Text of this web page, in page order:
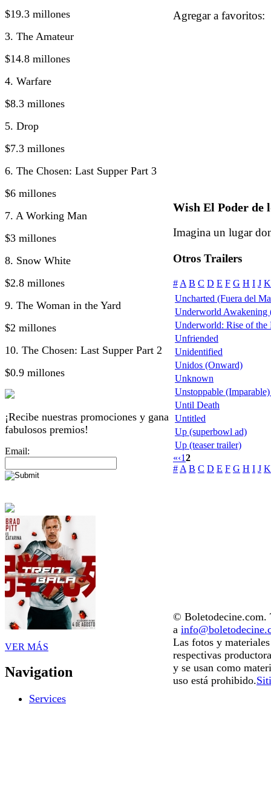
$19.3 millones
3. The Amateur
$14.8 millones
4. Warfare
$8.3 millones
5. Drop
$7.3 millones
6. The Chosen: Last Supper Part 3
$6 millones
7. A Working Man
$3 millones
8. Snow White
$2.8 millones
9. The Woman in the Yard
$2 millones
10. The Chosen: Last Supper Part 2
$0.9 millones
¡Recibe nuestras promociones y gana
fabulosos premios!
Email:
VER MÁS
Navigation
Services
Agregar a
Wish El Poder de
Imagina un lugar
Otros Trailers
# A B C D E F G H I J K
Uncharted (Fuera del
Underworld Awakening
Underworld: Rise of the
Unfriended
Unidentified
Unidos (Onward)
Unknown
Unstoppable
Until Death
Untitled
Up (superbowl ad)
Up (teaser trailer)
«‹12
# A B C D E F G H I J K
© Boletodecine.com.
a
Las fotos y
respectivas
y se usan como
uso está prohibido.